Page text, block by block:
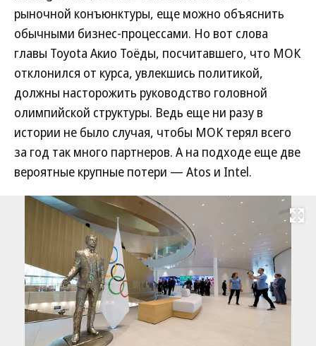
рыночной конъюнктуры, еще можно объяснить
обычными бизнес-процессами. Но вот слова
главы Toyota Акио Тоёды, посчитавшего, что МОК
отклонился от курса, увлекшись политикой,
должны насторожить руководство головной
олимпийской структуры. Ведь еще ни разу в
истории не было случая, чтобы МОК терял всего
за год так много партнеров. А на подходе еще две
вероятные крупные потери — Atos и Intel.
Развернуть